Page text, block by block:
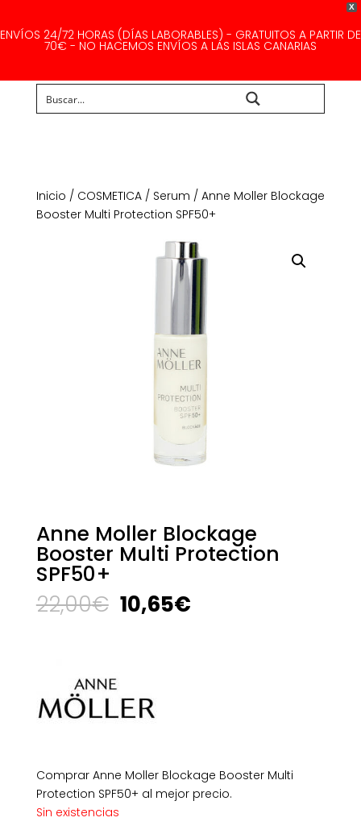
X
ENVÍOS 24/72 HORAS (DÍAS LABORABLES) - GRATUITOS A PARTIR DE
70€ - NO HACEMOS ENVÍOS A LAS ISLAS CANARIAS
Inicio / COSMETICA/ Serum / Anne Moller Blockage
Booster Multi Protection SPF50+
Anne Moller Blockage
Booster Multi Protection
SPF50+
22,00€ El
precio
10,65€El
Comprar Anne Moller Blockage Booster Multi
Protection SPF50+ al mejor precio.
Sin existencias